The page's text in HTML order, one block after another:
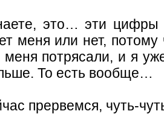
это… эти
меня или нет,
потрясали, и я
То есть вообще…
прервемся, чуть-